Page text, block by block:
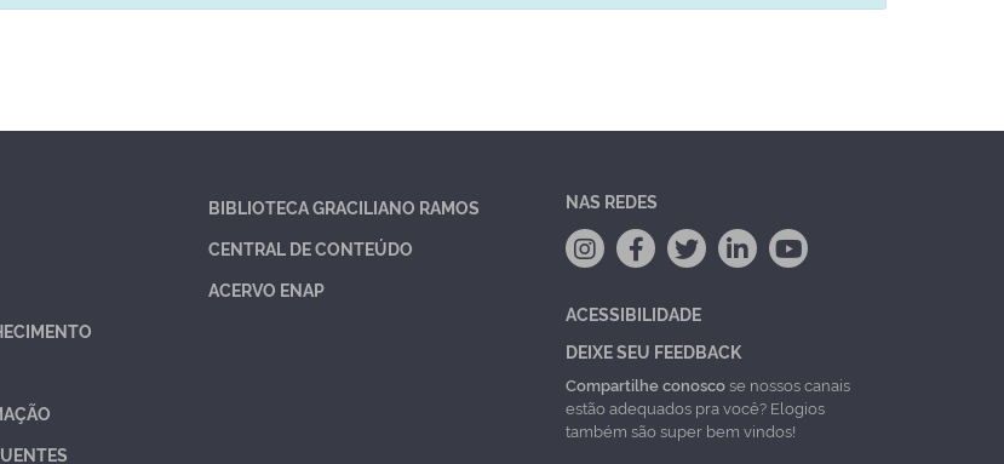
BIBLIOTECA GRACILIANO RAMOS
CENTRAL DE CONTEÚDO
ACERVO ENAP
NAS REDES
ACESSIBILIDADE
DEIXE SEU FEEDBACK
Compartilhe conoscose nossos canais
estão adequados pra você? Elogios
também são super bem vindos!